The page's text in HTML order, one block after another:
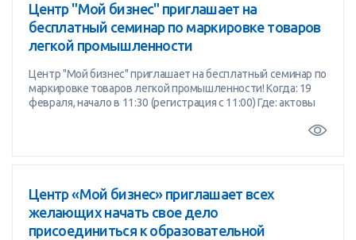
Центр "Мой бизнес" приглашает на
бесплатный семинар по маркировке товаров
легкой промышленности
Центр "Мой бизнес" приглашает на бесплатный семинар по
маркировке товаров легкой промышленности! Когда: 19
февраля, начало в 11:30 (регистрация с 11:00) Где: актовы
Центр «Мой бизнес» приглашает всех
желающих начать свое дело
присоединиться к образовательной